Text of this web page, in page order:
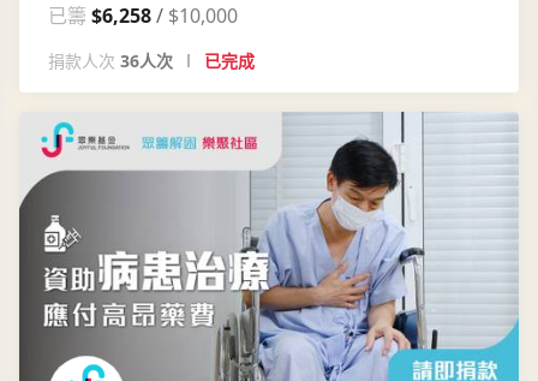
已籌 $6,258 $10,000
捐款人次 36人次 已完成